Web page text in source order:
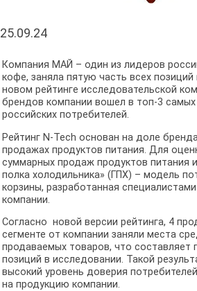
25.09.24
Компания МАЙ – один из лидеров
кофе, заняла пятую часть всех
новом рейтинге исследовательской
брендов компании вошел в топ-3 самых
российских потребителей.
Рейтинг N-Tech основан на доле
продажах продуктов питания. Для
суммарных продаж продуктов питания
полка холодильника» (ГПХ) – модель
корзины, разработанная
компании.
Согласно новой версии рейтинга, 4
сегменте от компании заняли места
продаваемых товаров, что составляет
позиций в исследовании. Такой
высокий уровень доверия
на продукцию компании.